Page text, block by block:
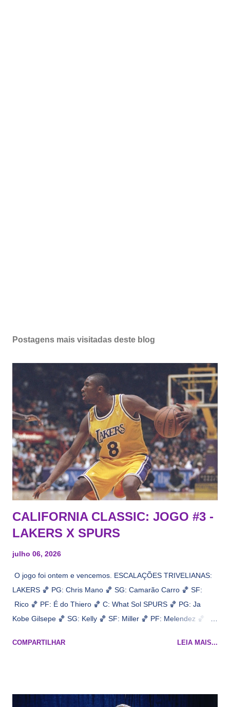
Postagens mais visitadas deste blog
CALIFORNIA CLASSIC: JOGO #3 -
LAKERS X SPURS
julho 06, 2026
O jogo foi ontem e vencemos. ESCALAÇÕES TRIVELIANAS:
LAKERS 🏀 PG: Chris Mano 🏀 SG: Camarão Carro 🏀 SF:
Rico 🏀 PF: É do Thiero 🏀 C: What Sol SPURS 🏀 PG: Ja
Kobe Gilsepe 🏀 SG: Kelly 🏀 SF: Miller 🏀 PF: Melendez 🏀 C:
Na quadra Transmissão: NBA League Pass
COMPARTILHAR LEIA MAIS...